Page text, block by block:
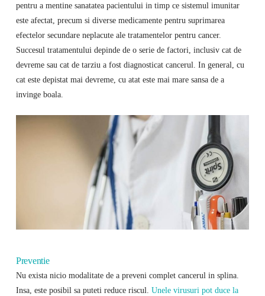
pentru a mentine sanatatea pacientului in timp ce sistemul imunitar
este afectat, precum si diverse medicamente pentru suprimarea
efectelor secundare neplacute ale tratamentelor pentru cancer.
Succesul tratamentului depinde de o serie de factori, inclusiv cat de
devreme sau cat de tarziu a fost diagnosticat cancerul. In general, cu
cat este depistat mai devreme, cu atat este mai mare sansa de a
invinge boala.
Preventie
Nu exista nicio modalitate de a preveni complet cancerul in splina.
Insa, este posibil sa puteti reduce riscul. Unele virusuri pot duce la